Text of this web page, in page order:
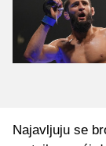
Najavljuju se